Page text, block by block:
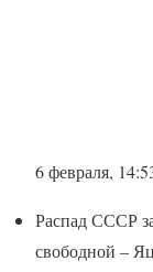
6 февраля,
Распад СССР
свободной –